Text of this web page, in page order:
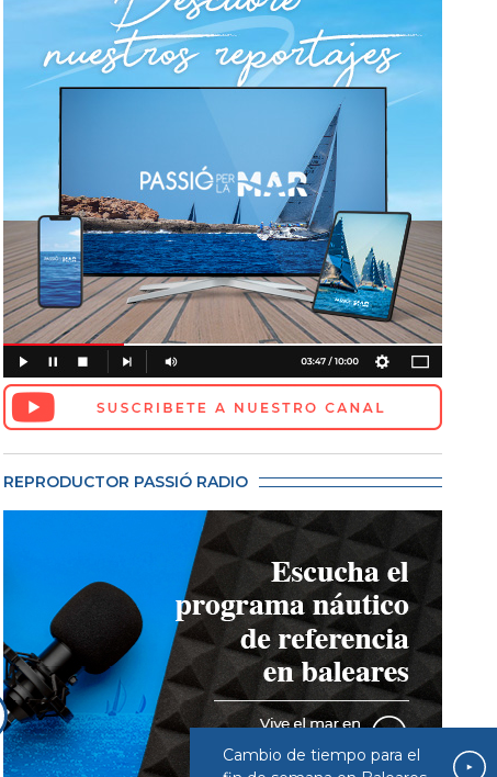
© Bernardí Bibiloni
Cambio de tiempo para el
REPRODUCTOR PASSIÓ RADIO